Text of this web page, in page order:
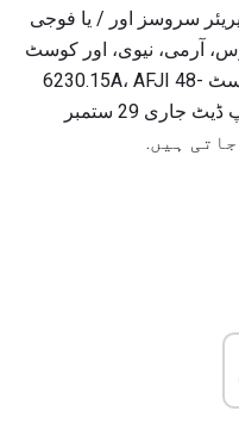
سروسز اور / یا فوجی
آرمی، نیوی، اور کوسٹ
گارڈ کی اشاعت (AR 40- 562، بلڈینسٹ 6230.15A، AFJI 48-
110، سی جی کمڈنٹ M6230.4F) اپ ڈیٹ جاری 29 ستمبر